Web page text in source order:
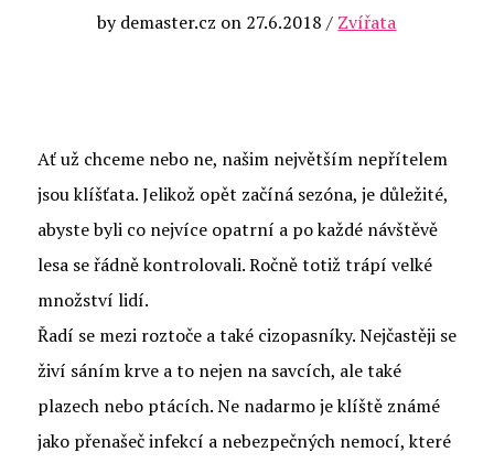
bydemaster.cz on 27.6.2018 / Zvířata
Ať už chceme nebo ne, našim největším nepřítelem
jsouklíšťata. Jelikož opět začíná sezóna, je důležité,
abyste byli co nejvíce opatrní a po každé návštěvě
lesa se řádně kontrolovali. Ročně totiž trápí velké
množství lidí.
Řadí se mezi roztoče a také cizopasníky. Nejčastěji se
živí sáním krve a to nejen na savcích, ale také
plazech nebo ptácích. Ne nadarmo je klíště známé
jako přenašeč infekcí a nebezpečných nemocí, které